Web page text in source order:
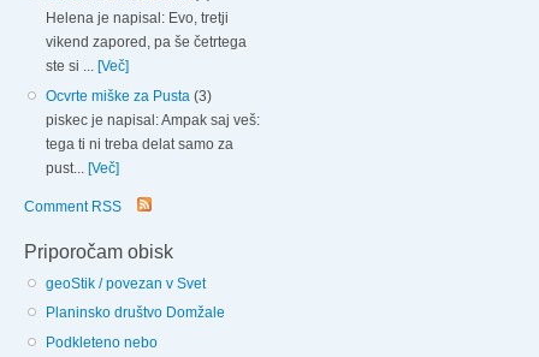
Helena je napisal: Evo, tretji
vikend zapored, pa še četrtega
ste si ... [Več]
Ocvrte miške za Pusta (3)
piskec je napisal: Ampak saj veš:
tega ti ni treba delat samo za
pust... [Več]
Comment RSS
Priporočam obisk
geoStik / povezan v Svet
Planinsko društvo Domžale
Podkleteno nebo